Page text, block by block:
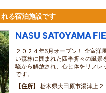
る宿泊施設です
NASU SATOYAMA
２０２４年6月オープン！ 全室洋
い森林に囲まれた四季折々の風景
騒から解放され、心と体をリフレ
です。
住所
栃木県大田原市湯津上２